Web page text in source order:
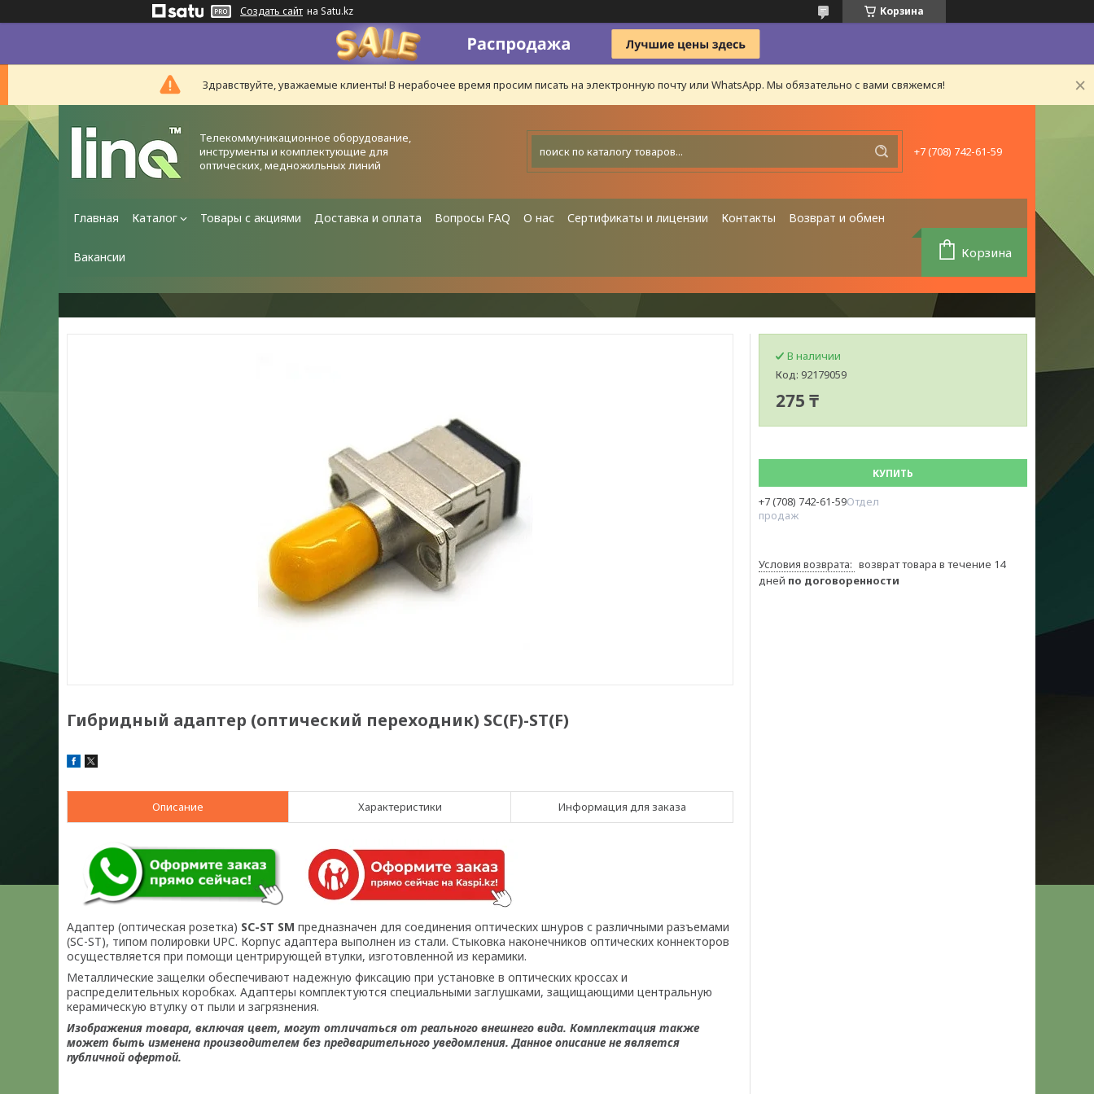
Создать сайт на Satu.kz Корзина
Здравствуйте, уважаемые клиенты! В нерабочее время просим писать на электронную почту или WhatsApp. Мы обязательно с вами свяжемся!
Телекоммуникационное оборудование,
инструменты и комплектующие для
оптических, медножильных линий
+7 (708) 742-61-59
Главная Каталог Товары с акциями Доставка и оплата Вопросы FAQ О нас Сертификаты и лицензии Контакты Возврат и обмен
Вакансии Корзина
Гибридный адаптер (оптический переходник) SC(F)-ST(F)
Описание Характеристики Информация для заказа
Адаптер (оптическая розетка) SC-ST SM предназначен для соединения оптических шнуров с различными разъемами
(SC-ST), типом полировки UPC. Корпус адаптера выполнен из стали. Стыковка наконечников оптических коннекторов
осуществляется при помощи центрирующей втулки, изготовленной из керамики.
Металлические защелки обеспечивают надежную фиксацию при установке в оптических кроссах и
распределительных коробках. Адаптеры комплектуются специальными заглушками, защищающими центральную
керамическую втулку от пыли и загрязнения.
Изображения товара, включая цвет, могут отличаться от реального внешнего вида. Комплектация также
может быть изменена производителем без предварительного уведомления. Данное описание не является
публичной офертой.
В наличии
Код: 92179059
275 ₸
КУПИТЬ
+7 (708) 742-61-59Отдел
продаж
возврат товара в течение 14
дней по договоренности